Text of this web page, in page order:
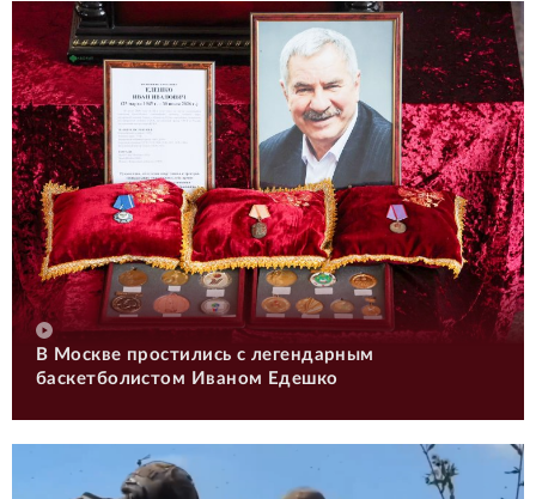
В Москве простились с легендарным
баскетболистом Иваном Едешко